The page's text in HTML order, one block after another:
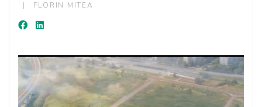
FLORIN MITEA